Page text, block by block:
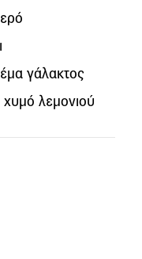
γάλακτος
λεμονιού